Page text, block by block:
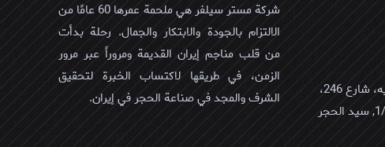
عمان، مسقط، العذیبه الشمالیه، شارع 246،
مجمع 248، رقم المبني 431/أ/1, سید الحجر
شركة مستر سيلفر هي ملحمة عمرها 60 عامًا من
الالتزام بالجودة والابتكار والجمال. رحلة بدأت
من قلب مناجم إيران القديمة ومروراً عبر مرور
الزمن، في طريقها لاكتساب الخبرة لتحقيق
الشرف والمجد في صناعة الحجر في إيران.